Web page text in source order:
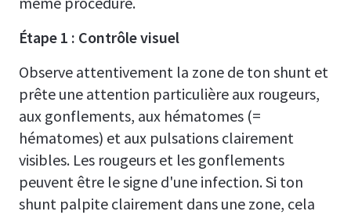
Étape 1 : Contrôle visuel
Observe attentivement la zone de ton shunt et
prête une attention particulière aux rougeurs,
aux gonflements, aux hématomes (=
hématomes) et aux pulsations clairement
visibles. Les rougeurs et les gonflements
peuvent être le signe d'une infection. Si ton
shunt palpite clairement dans une zone, cela